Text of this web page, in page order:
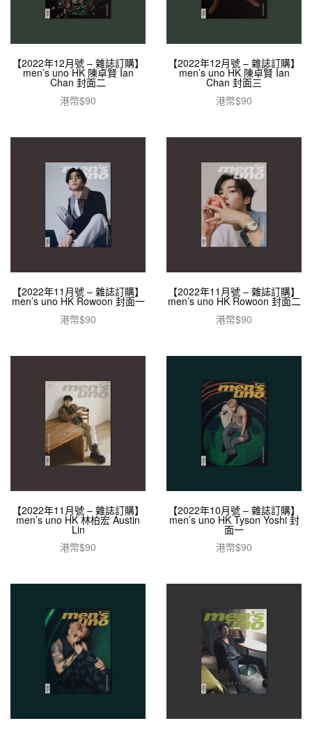
【2022年12月號 – 雜誌訂購】
men’s uno HK 陳卓賢 Ian
Chan 封面二
港幣$90
【2022年12月號 – 雜誌訂購】
men’s uno HK 陳卓賢 Ian
Chan 封面三
港幣$90
【2022年11月號 – 雜誌訂購】
men’s uno HK Rowoon 封面一
港幣$90
【2022年11月號 – 雜誌訂購】
men’s uno HK Rowoon 封面二
港幣$90
【2022年11月號 – 雜誌訂購】
men’s uno HK 林柏宏 Austin
Lin
港幣$90
【2022年10月號 – 雜誌訂購】
men’s uno HK Tyson Yoshi 封
面一
港幣$90